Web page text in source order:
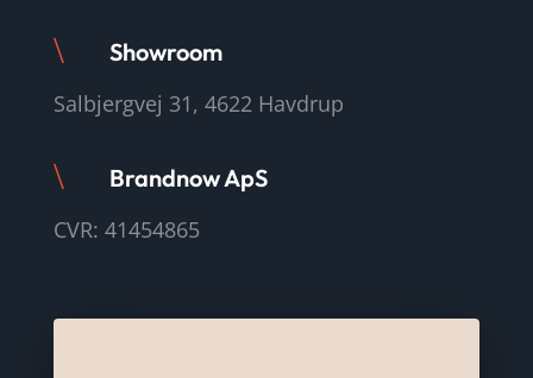
\ Showroom
Salbjergvej 31, 4622 Havdrup
\ Brandnow ApS
CVR: 41454865